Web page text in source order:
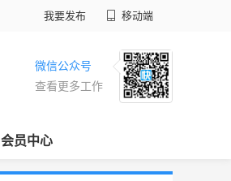
我要发布 移动端
微信公众号
查看更多工作
会员中心